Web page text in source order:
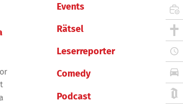
Events
Rätsel
Leserreporter
Comedy
Podcast